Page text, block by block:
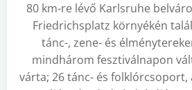
80 km-re lévő Karlsruhe
Friedrichsplatz környékén
tánc-, zene- és
mindhárom fesztiválnapon
várta; 26 tánc- és folklórcsoport,